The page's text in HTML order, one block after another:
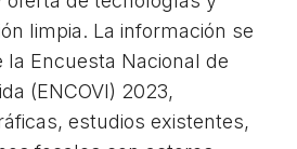
limpia. La información se
la Encuesta Nacional de
(ENCOVI) 2023,
estudios existentes,